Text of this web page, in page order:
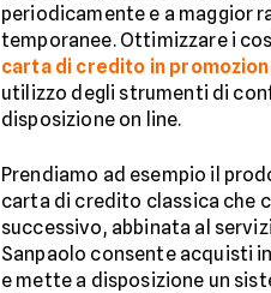
periodicamente e a maggior
temporanee. Ottimizzare i
carta di credito in
utilizzo degli strumenti di
disposizione on line.
Prendiamo ad esempio il
carta di credito classica che
successivo, abbinata al
Sanpaolo consente acquisti
e mette a disposizione un